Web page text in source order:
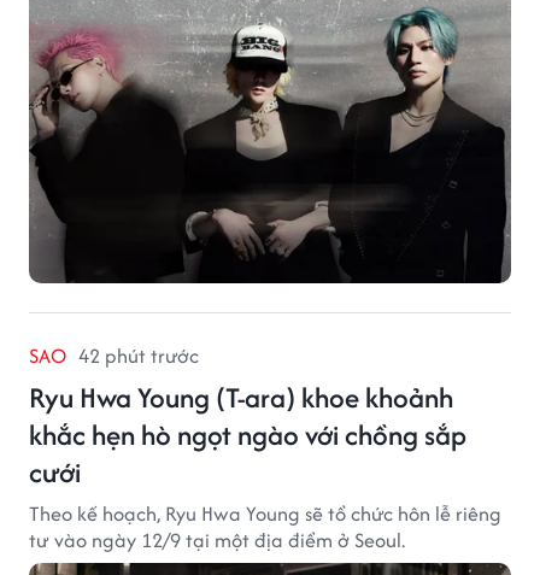
SAO 42 phút trước
Ryu Hwa Young (T-ara) khoe khoảnh
khắc hẹn hò ngọt ngào với chồng sắp
cưới
Theo kế hoạch, Ryu Hwa Young sẽ tổ chức hôn lễ riêng
tư vào ngày 12/9 tại một địa điểm ở Seoul.